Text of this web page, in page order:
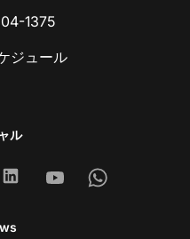
1375
ジュール
ル
LinkedinYoutubeWhatsapp